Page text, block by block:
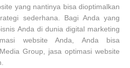
yang nantinya bisa dioptimalkan
sederhana. Bagi Anda yang
Anda di dunia digital marketing
website Anda, Anda bisa
Group, jasa optimasi website